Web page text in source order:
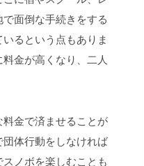
面倒な手続きをする
るという点もありま
金が高くなり、二人
金で済ませることが
体行動をしなければ
ノボを楽しむことも